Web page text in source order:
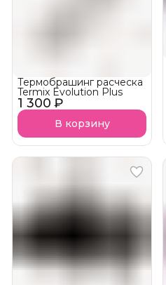
1 300 ₽
Термобрашинг расческа
Termix Evolution Plus
В корзину